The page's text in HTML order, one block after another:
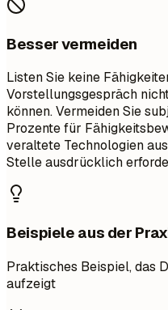
Besser vermeiden
Listen Sie keine
Vorstellungsgespräch
können. Vermeiden Sie
Prozente für
veraltete Technologien
Stelle ausdrücklich
Beispiele aus der
Praktisches Beispiel, das
aufzeigt